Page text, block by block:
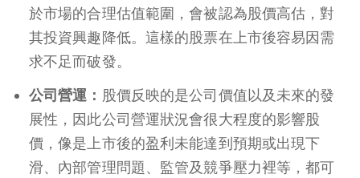
於市場的合理估值範圍，會被認為股價高估，對
其投資興趣降低。這樣的股票在上市後容易因需
求不足而破發。
公司營運： 股價反映的是公司價值以及未來的發
展性，因此公司營運狀況會很大程度的影響股
價，像是上市後的盈利未能達到預期或出現下
滑、內部管理問題、監管及競爭壓力裡等，都可